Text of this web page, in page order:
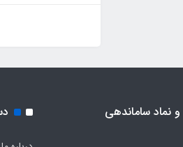
و نماد ساماندهی